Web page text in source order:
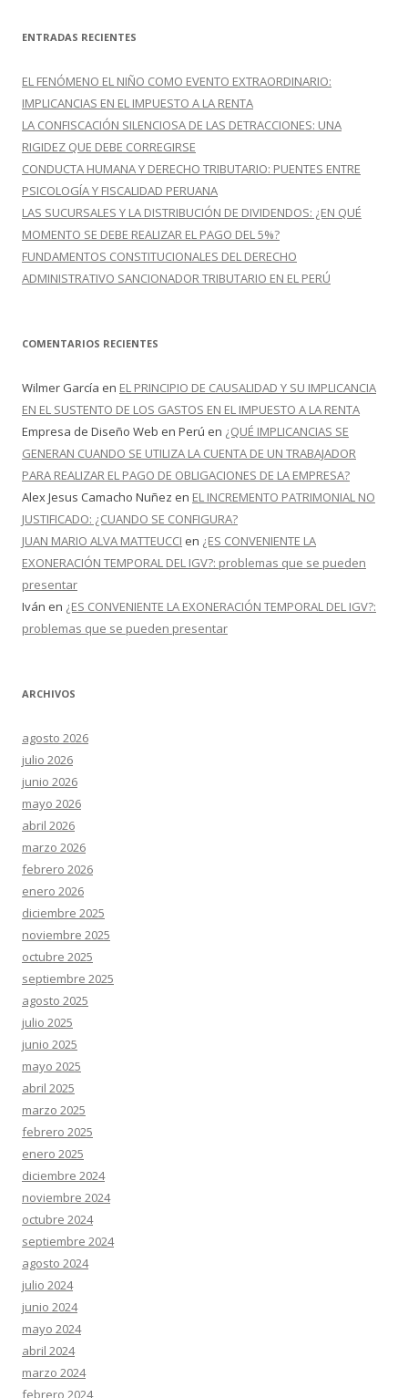
c
r
:
ENTRADAS RECIENTES
EL FENÓMENO EL NIÑO COMO EVENTO EXTRAORDINARIO:
IMPLICANCIAS EN EL IMPUESTO A LA RENTA
LA CONFISCACIÓN SILENCIOSA DE LAS DETRACCIONES: UNA
RIGIDEZ QUE DEBE CORREGIRSE
CONDUCTA HUMANA Y DERECHO TRIBUTARIO: PUENTES ENTRE
PSICOLOGÍA Y FISCALIDAD PERUANA
LAS SUCURSALES Y LA DISTRIBUCIÓN DE DIVIDENDOS: ¿EN QUÉ
MOMENTO SE DEBE REALIZAR EL PAGO DEL 5%?
FUNDAMENTOS CONSTITUCIONALES DEL DERECHO
ADMINISTRATIVO SANCIONADOR TRIBUTARIO EN EL PERÚ
COMENTARIOS RECIENTES
Wilmer García en EL PRINCIPIO DE CAUSALIDAD Y SU IMPLICANCIA
EN EL SUSTENTO DE LOS GASTOS EN EL IMPUESTO A LA RENTA
Empresa de Diseño Web en Perú en ¿QUÉ IMPLICANCIAS SE
GENERAN CUANDO SE UTILIZA LA CUENTA DE UN TRABAJADOR
PARA REALIZAR EL PAGO DE OBLIGACIONES DE LA EMPRESA?
Alex Jesus Camacho Nuñez en EL INCREMENTO PATRIMONIAL NO
JUSTIFICADO: ¿CUANDO SE CONFIGURA?
JUAN MARIO ALVA MATTEUCCI en ¿ES CONVENIENTE LA
EXONERACIÓN TEMPORAL DEL IGV?: problemas que se pueden
presentar
Iván en ¿ES CONVENIENTE LA EXONERACIÓN TEMPORAL DEL IGV?:
problemas que se pueden presentar
ARCHIVOS
agosto 2026
julio 2026
junio 2026
mayo 2026
abril 2026
marzo 2026
febrero 2026
enero 2026
diciembre 2025
noviembre 2025
octubre 2025
septiembre 2025
agosto 2025
julio 2025
junio 2025
mayo 2025
abril 2025
marzo 2025
febrero 2025
enero 2025
diciembre 2024
noviembre 2024
octubre 2024
septiembre 2024
agosto 2024
julio 2024
junio 2024
mayo 2024
abril 2024
marzo 2024
febrero 2024